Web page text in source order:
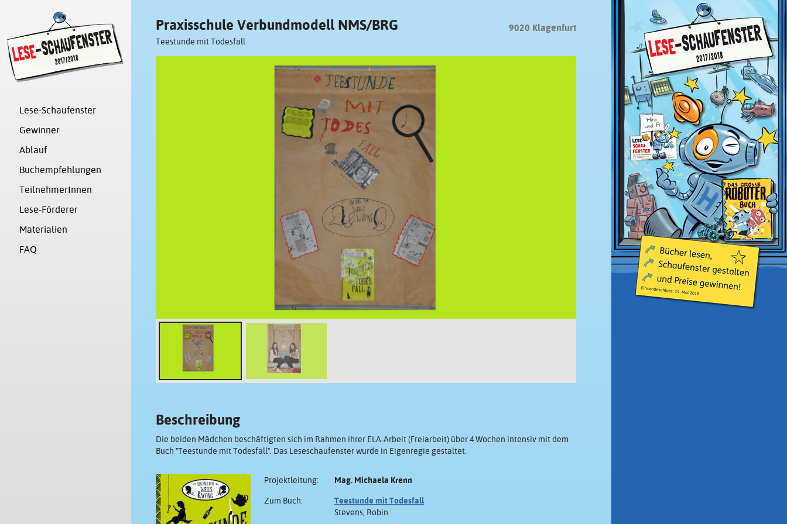
Lese-Schaufenster
Gewinner
Ablauf
Buchempfehlungen
TeilnehmerInnen
Lese-Förderer
Materialien
FAQ
Praxisschule Verbundmodell NMS/BRG 9020 Klagenfurt
Teestunde mit Todesfall
Beschreibung
Die beiden Mädchen beschäftigten sich im Rahmen ihrer ELA-Arbeit (Freiarbeit) über 4 Wochen intensiv mit dem
Buch "Teestunde mit Todesfall". Das Leseschaufenster wurde in Eigenregie gestaltet.
Projektleitung: Mag. Michaela Krenn
Zum Buch:
Teestunde mit Todesfall
Stevens, Robin